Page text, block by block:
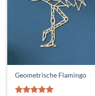
Geometrische Flamingo